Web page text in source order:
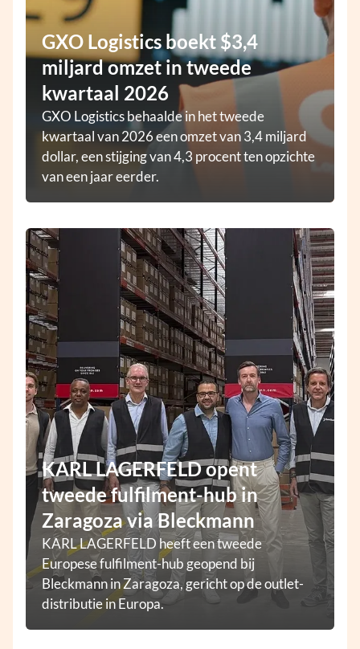
GXO Logistics boekt $3,4
miljard omzet in tweede
kwartaal 2026
GXO Logistics behaalde in het tweede
kwartaal van 2026 een omzet van 3,4 miljard
dollar, een stijging van 4,3 procent ten opzichte
van een jaar eerder.
KARL LAGERFELD opent
tweede fulfilment-hub in
Zaragoza via Bleckmann
KARL LAGERFELD heeft een tweede
Europese fulfilment-hub geopend bij
Bleckmann in Zaragoza, gericht op de outlet-
distributie in Europa.